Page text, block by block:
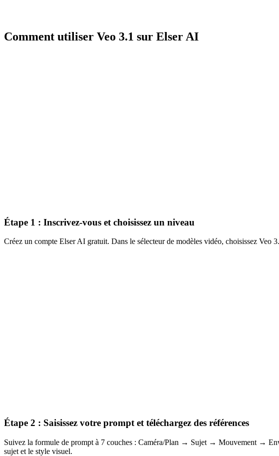
Comment utiliser Veo 3.1 sur Elser AI
Étape 1 : Inscrivez-vous et choisissez un niveau
Créez un compte Elser AI gratuit. Dans le sélecteur de modèles vidéo, choisissez
Étape 2 : Saisissez votre prompt et téléchargez des références
Suivez la formule de prompt à 7 couches : Caméra/Plan → Sujet → Mouvement →
sujet et le style visuel.